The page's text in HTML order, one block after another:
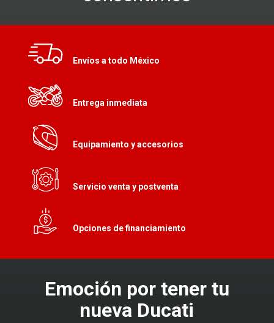
Envíos a todo México
Entrega inmediata
Equipamiento y accesorios
Servicio venta y postventa
Opciones de financiamiento
Emoción por tener tu
nueva Ducati